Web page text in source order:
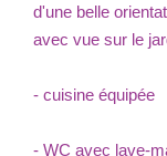
d'une belle
avec vue sur le
- cuisine équipée
- WC avec lave-